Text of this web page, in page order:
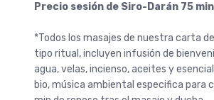
Precio sesión de Siro-Darán 75
*Todos los masajes de nuestra carta
tipo ritual, incluyen infusión de
agua, velas, incienso, aceites y
bio, música ambiental especifica para